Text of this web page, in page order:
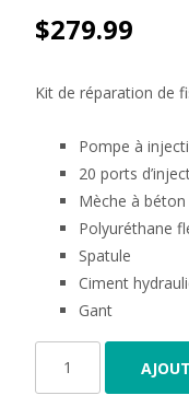
$279.99
Kit de réparation de
Pompe à
20 ports
Mèche à
Polyuréthane
Spatule
Ciment
Gant